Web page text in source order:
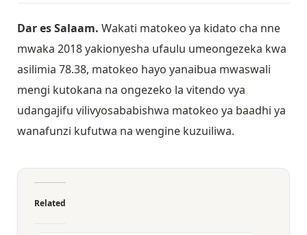
Dar es Salaam. Wakati matokeo ya kidato cha nne
mwaka 2018 yakionyesha ufaulu umeongezeka kwa
asilimia 78.38, matokeo hayo yanaibua mwaswali
mengi kutokana na ongezeko la vitendo vya
udangajifu vilivyosababishwa matokeo ya baadhi ya
wanafunzi kufutwa na wengine kuzuiliwa.
Related